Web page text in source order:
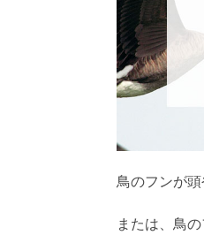
鳥のフンが
または、鳥